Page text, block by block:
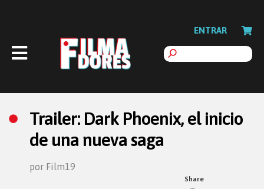
ENTRAR
Trailer: Dark Phoenix, el inicio
de una nueva saga
por Film19
Share